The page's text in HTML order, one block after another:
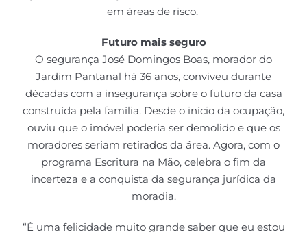
em áreas de risco.
Futuro mais seguro
O segurança José Domingos Boas, morador do
Jardim Pantanal há 36 anos, conviveu durante
décadas com a insegurança sobre o futuro da casa
construída pela família. Desde o início da ocupação,
ouviu que o imóvel poderia ser demolido e que os
moradores seriam retirados da área. Agora, com o
programa Escritura na Mão, celebra o fim da
incerteza e a conquista da segurança jurídica da
moradia.
“É uma felicidade muito grande saber que eu estou